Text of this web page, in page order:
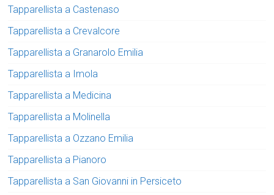
Tapparellista a Castenaso
Tapparellista a Crevalcore
Tapparellista a Granarolo Emilia
Tapparellista a Imola
Tapparellista a Medicina
Tapparellista a Molinella
Tapparellista a Ozzano Emilia
Tapparellista a Pianoro
Tapparellista a San Giovanni in Persiceto